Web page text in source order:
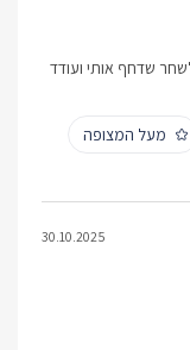
שדחף אותי ועודד
מעל המצופה
30.10.2025